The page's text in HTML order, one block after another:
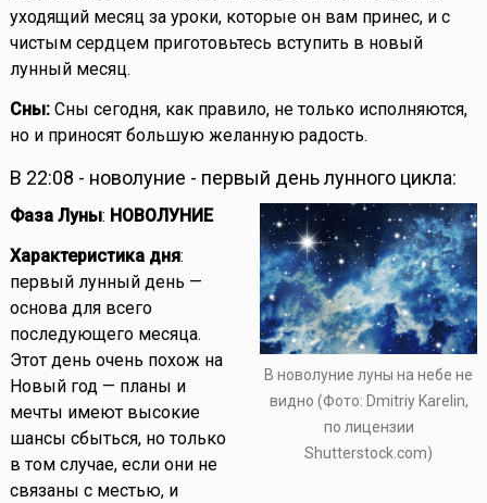
уходящий месяц за уроки, которые он вам принес, и с
чистым сердцем приготовьтесь вступить в новый
лунный месяц.
Сны:Сны сегодня, как правило, не только исполняются,
но и приносят большую желанную радость.
В 22:08 - новолуние - первый день лунного цикла:
В новолуние луны на небе не
видно (Фото: Dmitriy Karelin,
по лицензии
Shutterstock.com)
Фаза Луны: НОВОЛУНИЕ
Характеристика дня:
первый лунный день —
основа для всего
последующего месяца.
Этот день очень похож на
Новый год — планы и
мечты имеют высокие
шансы сбыться, но только
в том случае, если они не
связаны с местью, и